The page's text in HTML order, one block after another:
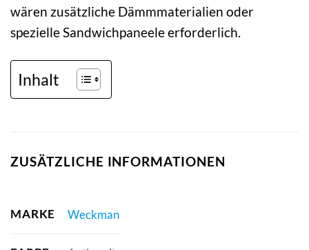
wären zusätzliche Dämmmaterialien oder
spezielle Sandwichpaneele erforderlich.
Inhalt
ZUSÄTZLICHE INFORMATIONEN
MARKE Weckman